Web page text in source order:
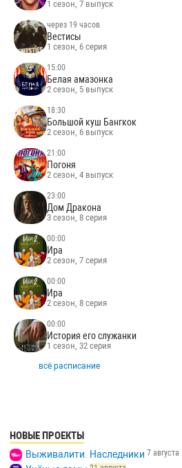
1 сезон, 7 выпуск
через 19 часов
Вестисы
1 сезон, 6 серия
15:00
Белая амазонка
2 сезон, 5 выпуск
18:30
Большой куш Бангкок
2 сезон, 6 выпуск
21:00
Погоня
2 сезон, 4 выпуск
23:00
Дом Дракона
3 сезон, 8 серия
00:00
Ира
2 сезон, 7 серия
00:00
Ира
2 сезон, 8 серия
00:00
История его служанки
1 сезон, 32 серия
всё расписание
НОВЫЕ ПРОЕКТЫ
Выживалити. Наследники 7 августа